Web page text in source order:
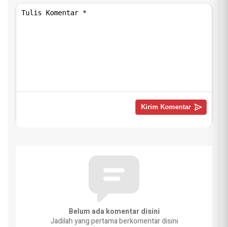
Belum ada komentar disini
Jadilah yang pertama berkomentar disini